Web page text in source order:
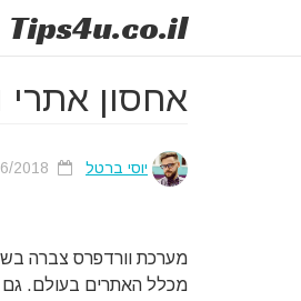
Tips4u.co.il
אחסון אתרי
יוסי ברטל
מכלל האתרים בעולם. גם